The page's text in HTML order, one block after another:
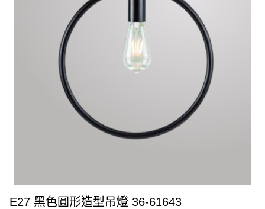
E27 黑色圓形造型吊燈 36-61643